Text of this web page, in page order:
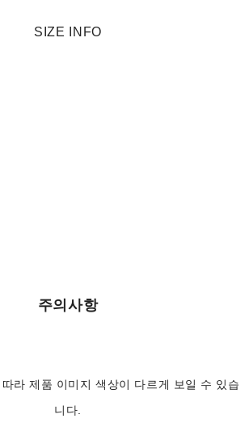
SIZE INFO
주의사항
라 제품 이미지 색상이 다르게 보일 수 있습
니다.